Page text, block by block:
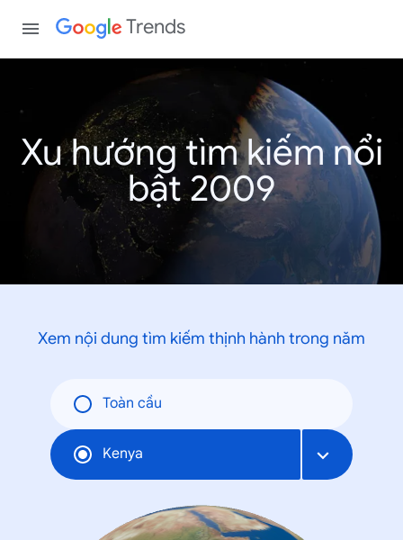
Trends
Xu hướng tìm kiếm nổi
bật 2009
Xem nội dung tìm kiếm thịnh hành trong năm
Toàn cầu
Kenya